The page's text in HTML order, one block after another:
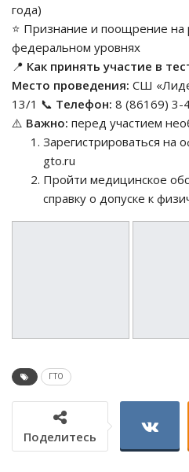
года)
⭐ Признание и поощрение на
федеральном уровнях
📍 Как принять участие в
Место проведения: СШ
13/1 📞 Телефон: 8 (86169) 3-
⚠️ Важно: перед участием
Зарегистрироваться на
gto.ru
Пройти медицинское
справку о допуске к
ГТО
Поделитесь